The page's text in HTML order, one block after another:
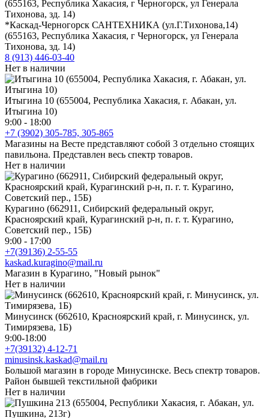
*Каскад-Черногорск САНТЕХНИКА (ул.Г.Тихонова,14)
(655163, Республика Хакасия, г Черногорск, ул Генерала
Тихонова, зд. 14)
8 (913) 446-03-40
Нет в наличии
Итыгина 10 (655004, Республика Хакасия, г. Абакан, ул.
Итыгина 10)
9:00 - 18:00
+7 (3902) 305-785, 305-865
Магазины на Весте представляют собой 3 отдельно стоящих
павильона. Представлен весь спектр товаров.
Нет в наличии
Курагино (662911, Сибирский федеральный округ,
Красноярский край, Курагинский р-н, п. г. т. Курагино,
Советский пер., 15Б)
9:00 - 17:00
+7(39136) 2-55-55
kaskad.kuragino@mail.ru
Магазин в Курагино, "Новый рынок"
Нет в наличии
Минусинск (662610, Красноярский край, г. Минусинск, ул.
Тимирязева, 1Б)
9:00-18:00
+7(39132) 4-12-71
minusinsk.kaskad@mail.ru
Большой магазин в городе Минусинске. Весь спектр товаров.
Район бывшей текстильной фабрики
Нет в наличии